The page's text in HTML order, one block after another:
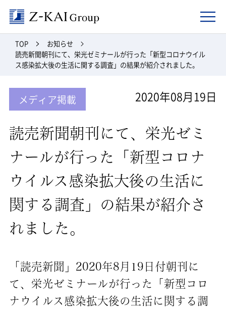
TOP
お知らせ
読売新聞朝刊にて、栄光ゼミナールが行った「新型コロナウイル
ス感染拡大後の生活に関する調査」の結果が紹介されました。
メディア掲載 2020年08月19日
読売新聞朝刊にて、栄光ゼミ
ナールが行った「新型コロナ
ウイルス感染拡大後の生活に
関する調査」の結果が紹介さ
れました。
「読売新聞」2020年8月19日付朝刊に
て、栄光ゼミナールが行った「新型コロ
ナウイルス感染拡大後の生活に関する調